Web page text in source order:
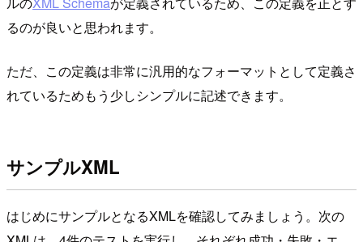
るのが良いと思われます。
ただ、この定義は非常に汎用的なフォーマットとして定義さ
れているためもう少しシンプルに記述できます。
サンプルXML
はじめにサンプルとなるXMLを確認してみましょう。次の